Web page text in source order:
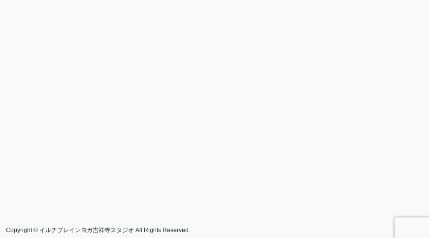
Copyright © イルチブレインヨガ吉祥寺スタジオ All Rights Reserved.